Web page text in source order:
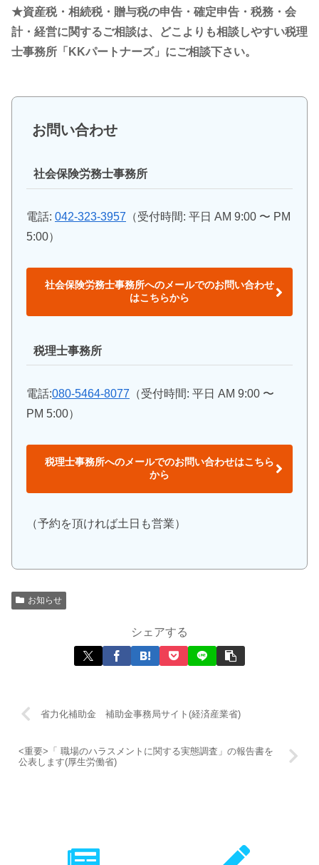
★資産税・相続税・贈与税の申告・確定申告・税務・会
計・経営に関するご相談は、どこよりも相談しやすい税理
士事務所「KKパートナーズ」にご相談下さい。
お問い合わせ
社会保険労務士事務所
電話: 042-323-3957 （受付時間: 平日 AM 9:00 〜 PM
5:00）
社会保険労務士事務所へのメールでのお問い合わせ
はこちらから
税理士事務所
電話:080-5464-8077 （受付時間: 平日 AM 9:00 〜
PM 5:00）
税理士事務所へのメールでのお問い合わせはこちら
から
（予約を頂ければ土日も営業）
お知らせ
シェアする
省力化補助金 補助金事務局サイト(経済産業省)
<重要>「 職場のハラスメントに関する実態調査」の報告書を
公表します(厚生労働省)